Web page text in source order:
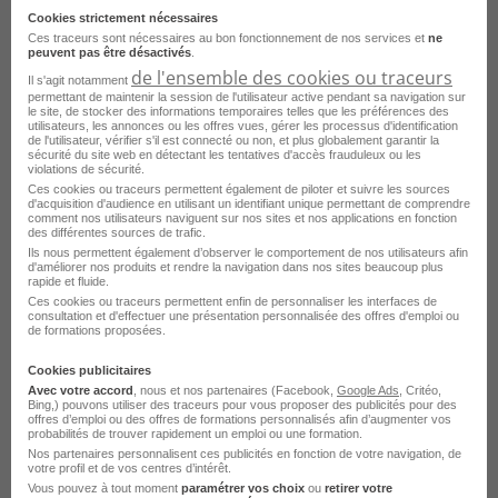
propreté : 12.33EUR)
Aucun frais à la charge de l'apprenti
Leprofilrecherché
Envie de vous former à un métier porteur ou d'évoluer
dans votre carrière professionnelle ? Cette formation
est faite pour vous, Rejoignez-nous !
Profil recherché : Nous recherchons un profil alliant
rigueur, curiosité, sens du service, réactivité et envie
d'apprendre.
Aucune expérience professionnelle n'est exigée,
seulement une grande motivation !
Cookies strictement nécessaires
Ces traceurs sont nécessaires au bon fonctionnement de nos services et ne
peuvent pas être désactivés
Il s'agit notamment de l'ensemble des cookies ou traceurs
permettant de maintenir la session de l'utilisateur active pendant sa navigation sur
le site, de stocker des informations temporaires telles que les préférences des
utilisateurs, les annonces ou les offres vues, gérer les processus d'identification
de l'utilisateur, vérifier s'il est connecté ou non, et plus globalement garantir la
sécurité du site web en détectant les tentatives d'accès frauduleux ou les
violations de sécurité.
Ces cookies ou traceurs permettent également de piloter et suivre les sources
d'acquisition d'audience en utilisant un identifiant unique permettant de comprendre
comment nos utilisateurs naviguent sur nos sites et nos applications en fonction
des différentes sources de trafic.
Ils nous permettent également d’observer le comportement de nos utilisateurs afin
d'améliorer nos produits et rendre la navigation dans nos sites beaucoup plus
rapide et fluide.
Ces cookies ou traceurs permettent enfin de personnaliser les interfaces de
consultation et d'effectuer une présentation personnalisée des offres d'emploi ou
de formations proposées.
Cookies publicitaires
Avec votre accord , nous et nos partenaires (Facebook, Google Ads , Critéo,
Bing,) pouvons utiliser des traceurs pour vous proposer des publicités pour des
offres d’emploi ou des offres de formations personnalisés afin d’augmenter vos
probabilités de trouver rapidement un emploi ou une formation.
Nos partenaires personnalisent ces publicités en fonction de votre navigation, de
votre profil et de vos centres d’intérêt.
Vous pouvez à tout moment paramétrer vos choix ou retirer votre